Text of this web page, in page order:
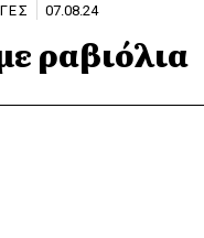
07.08.24
ραβιόλια